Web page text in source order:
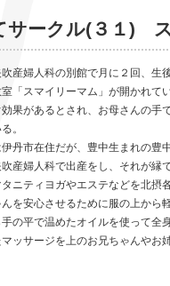
サークル(３１)
産婦人科の別館で月に２回、生
「スマイリーマム」が開かれて
果があるとされ、お母さんの手
。
丹市在住だが、豊中生まれの豊
産婦人科で出産をし、それが縁
ニティヨガやエステなどを北摂
を安心させるために服の上から
の平で温めたオイルを使って全
ッサージを上のお兄ちゃんやお